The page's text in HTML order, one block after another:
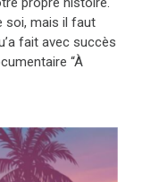
soi, mais il faut
fait avec succès
“À